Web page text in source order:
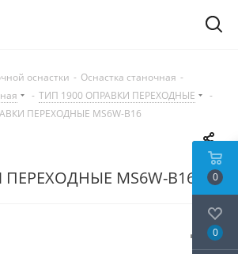
оснастки - Оснастка станочная -
- ТИП 1900 ОПРАВКИ ПЕРЕХОДНЫЕ
-
ПЕРЕХОДНЫЕ MS6W-B16
MS6W-B16 0
0